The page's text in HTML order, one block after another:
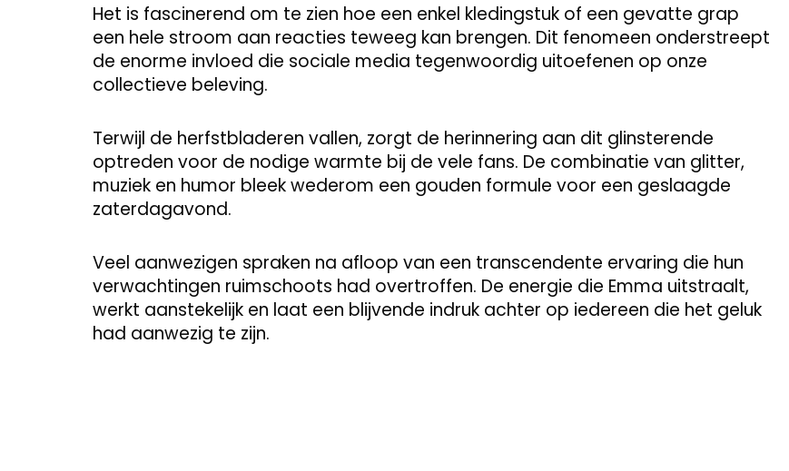
Het is fascinerend om te zien hoe een enkel kledingstuk of een gevatte grap
een hele stroom aan reacties teweeg kan brengen. Dit fenomeen onderstreept
de enorme invloed die sociale media tegenwoordig uitoefenen op onze
collectieve beleving.
Terwijl de herfstbladeren vallen, zorgt de herinnering aan dit glinsterende
optreden voor de nodige warmte bij de vele fans. De combinatie van glitter,
muziek en humor bleek wederom een gouden formule voor een geslaagde
zaterdagavond.
Veel aanwezigen spraken na afloop van een transcendente ervaring die hun
verwachtingen ruimschoots had overtroffen. De energie die Emma uitstraalt,
werkt aanstekelijk en laat een blijvende indruk achter op iedereen die het geluk
had aanwezig te zijn.